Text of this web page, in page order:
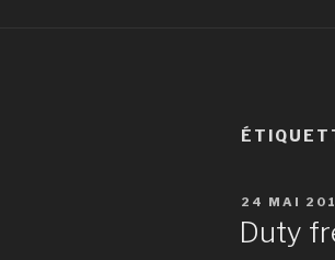
PUBLIÉ
LE
24 MAI
Duty